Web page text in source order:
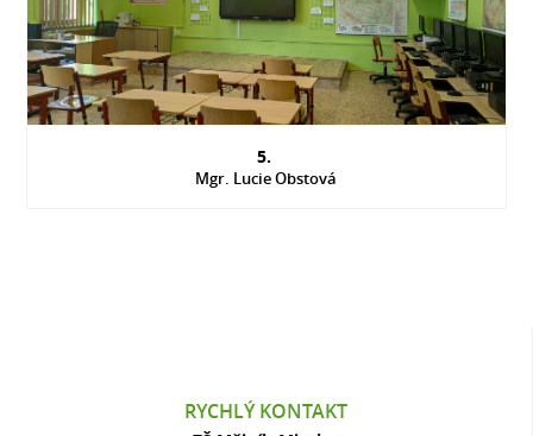
5.
Mgr. Lucie Obstová
RYCHLÝ KONTAKT